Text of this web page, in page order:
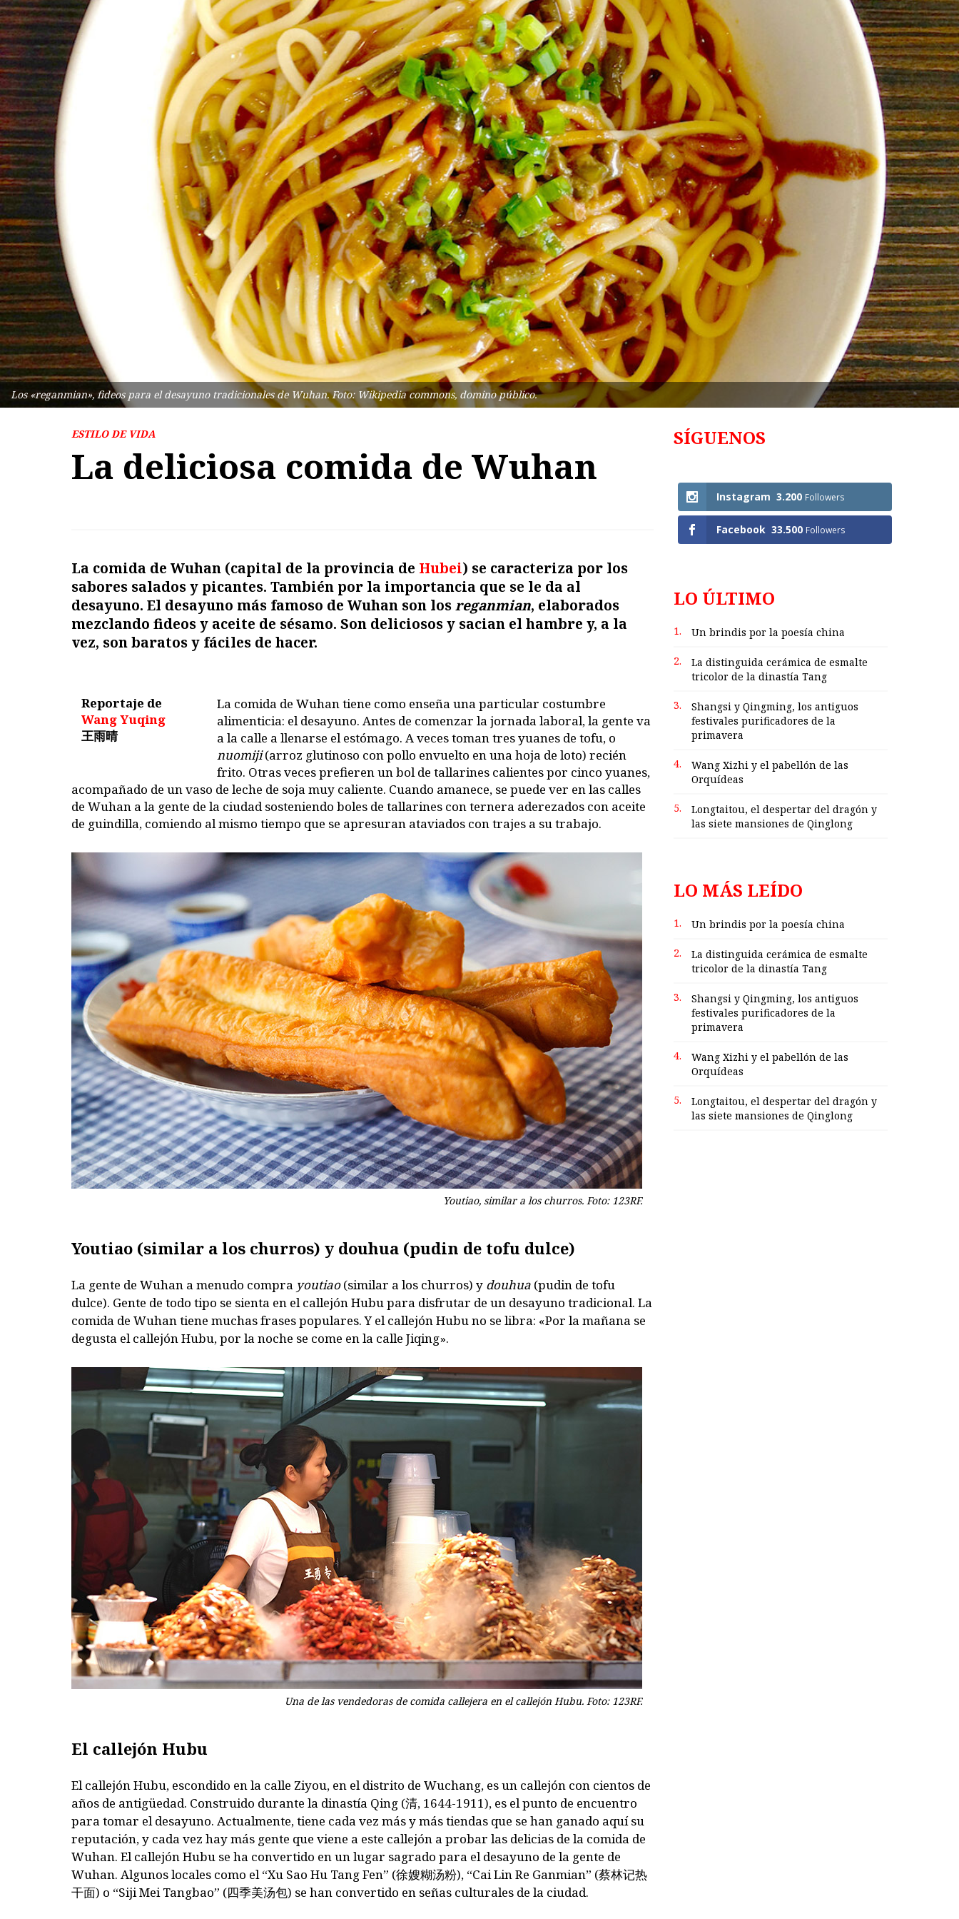
Los «reganmian», fideos para el desayuno tradicionales de Wuhan. Foto: Wikipedia commons, domino público.
ESTILO DE VIDA
La deliciosa comida de Wuhan
La comida de Wuhan (capital de la provincia de Hubei) se caracteriza por los
sabores salados y picantes. También por la importancia que se le da al
desayuno. El desayuno más famoso de Wuhan son losreganmian, elaborados
mezclando fideos y aceite de sésamo. Son deliciosos y sacian el hambre y, a la
vez, son baratos y fáciles de hacer.
Reportaje de
Wang Yuqing
王雨晴
La comida de Wuhan tiene como enseña una particular costumbre
alimenticia: el desayuno. Antes de comenzar la jornada laboral, la gente va
a la calle a llenarse el estómago. A veces toman tres yuanes de tofu, o
nuomiji(arroz glutinoso con pollo envuelto en una hoja de loto) recién
frito. Otras veces prefieren un bol de tallarines calientes por cinco yuanes,
acompañado de un vaso de leche de soja muy caliente. Cuando amanece, se puede ver en las calles
de Wuhan a la gente de la ciudad sosteniendo boles de tallarines con ternera aderezados con aceite
de guindilla, comiendo al mismo tiempo que se apresuran ataviados con trajes a su trabajo.
Youtiao, similar a los churros. Foto: 123RF.
Youtiao (similar a los churros) y douhua (pudin de tofu dulce)
La gente de Wuhan a menudo compra youtiao(similar a los churros) y douhua (pudin de tofu
dulce). Gente de todo tipo se sienta en el callejón Hubu para disfrutar de un desayuno tradicional. La
comida de Wuhan tiene muchas frases populares. Y el callejón Hubu no se libra: «Por la mañana se
degusta el callejón Hubu, por la noche se come en la calle Jiqing».
Una de las vendedoras de comida callejera en el callejón Hubu. Foto: 123RF.
El callejón Hubu
El callejón Hubu, escondido en la calle Ziyou, en el distrito de Wuchang, es un callejón con cientos de
años de antigüedad. Construido durante la dinastía Qing (清, 1644-1911), es el punto de encuentro
para tomar el desayuno. Actualmente, tiene cada vez más y más tiendas que se han ganado aquí su
reputación, y cada vez hay más gente que viene a este callejón a probar las delicias de la comida de
Wuhan. El callejón Hubu se ha convertido en un lugar sagrado para el desayuno de la gente de
Wuhan. Algunos locales como el “Xu Sao Hu Tang Fen” (徐嫂糊汤粉), “Cai Lin Re Ganmian” (蔡林记热
干面) o “Siji Mei Tangbao” (四季美汤包) se han convertido en señas culturales de la ciudad.
SÍGUENOS
Instagram 3.200 Followers
Facebook 33.500 Followers
LO ÚLTIMO
1. Un brindis por la poesía china
2.
La distinguida cerámica de esmalte
tricolor de la dinastía Tang
3.
Shangsi y Qingming, los antiguos
festivales purificadores de la
primavera
4.
Wang Xizhi y el pabellón de las
Orquídeas
5.
Longtaitou, el despertar del dragón y
las siete mansiones de Qinglong
LO MÁS LEÍDO
1. Un brindis por la poesía china
2.
La distinguida cerámica de esmalte
tricolor de la dinastía Tang
3.
Shangsi y Qingming, los antiguos
festivales purificadores de la
primavera
4.
Wang Xizhi y el pabellón de las
Orquídeas
5.
Longtaitou, el despertar del dragón y
las siete mansiones de Qinglong